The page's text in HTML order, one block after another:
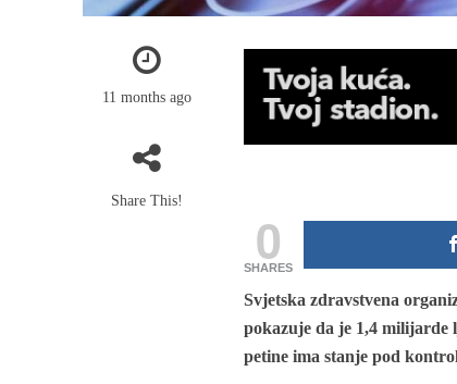
11 months ago
Share This!
0
SHARES
Svjetska zdravstvena
pokazuje da je 1,4 milijarde
petine ima stanje pod